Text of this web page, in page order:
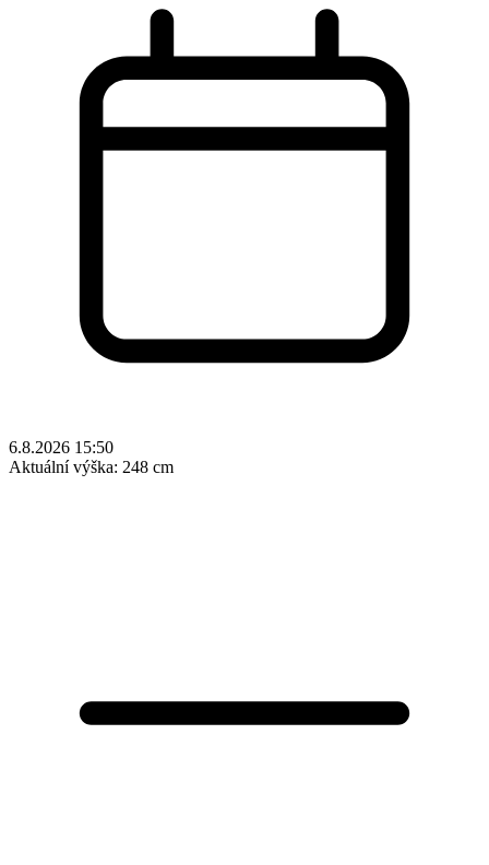
6.8.2026 15:50
Aktuální výška: 248 cm